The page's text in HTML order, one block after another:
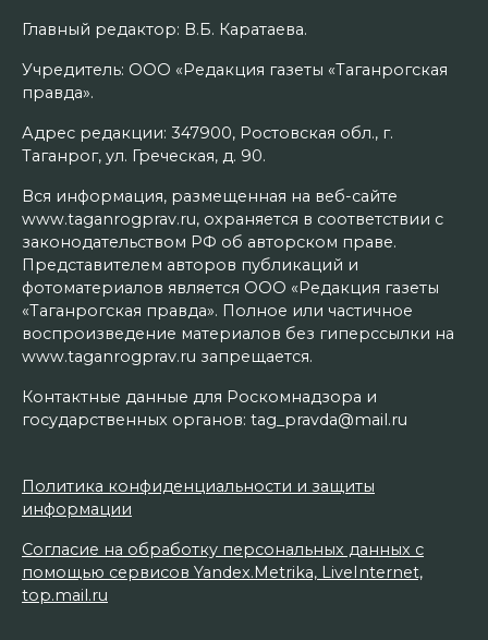
Главный редактор: В.Б. Каратаева.
Учредитель: ООО «Редакция газеты «Таганрогская
правда».
Адрес редакции: 347900, Ростовская обл., г.
Таганрог, ул. Греческая, д. 90.
Вся информация, размещенная на веб-сайте
www.taganrogprav.ru, охраняется в соответствии с
законодательством РФ об авторском праве.
Представителем авторов публикаций и
фотоматериалов является ООО «Редакция газеты
«Таганрогская правда». Полное или частичное
воспроизведение материалов без гиперссылки на
www.taganrogprav.ru запрещается.
Контактные данные для Роскомнадзора и
государственных органов: tag_pravda@mail.ru
Политика конфиденциальности и защиты
информации
Согласие на обработку персональных данных с
помощью сервисов Yandex.Metrika, LiveInternet,
top.mail.ru